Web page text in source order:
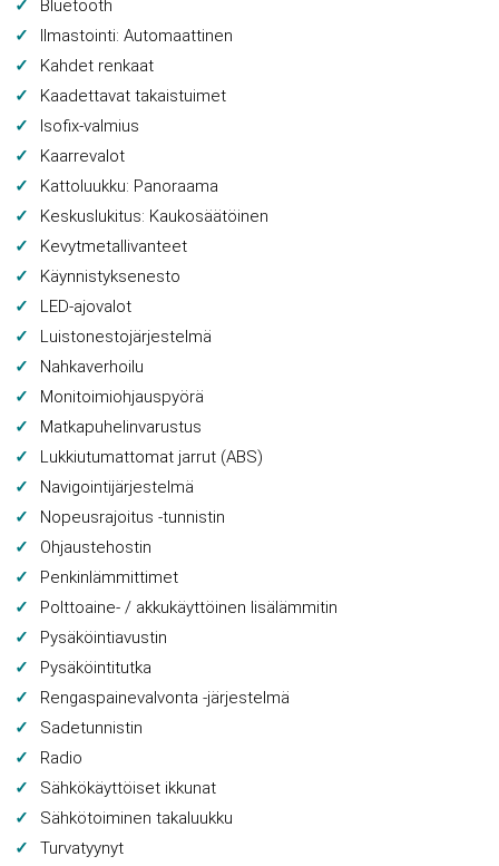
Bluetooth
Ilmastointi: Automaattinen
Kahdet renkaat
Kaadettavat takaistuimet
Isofix-valmius
Kaarrevalot
Kattoluukku: Panoraama
Keskuslukitus: Kaukosäätöinen
Kevytmetallivanteet
Käynnistyksenesto
LED-ajovalot
Luistonestojärjestelmä
Nahkaverhoilu
Monitoimiohjauspyörä
Matkapuhelinvarustus
Lukkiutumattomat jarrut (ABS)
Navigointijärjestelmä
Nopeusrajoitus -tunnistin
Ohjaustehostin
Penkinlämmittimet
Polttoaine- / akkukäyttöinen lisälämmitin
Pysäköintiavustin
Pysäköintitutka
Rengaspainevalvonta -järjestelmä
Sadetunnistin
Radio
Sähkökäyttöiset ikkunat
Sähkötoiminen takaluukku
Turvatyynyt